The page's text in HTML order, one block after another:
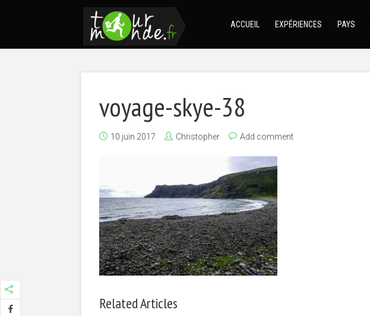
ACCUEIL EXPÉRIENCES PAYS
voyage-skye-38
10 juin 2017 Christopher Add comment
Related Articles